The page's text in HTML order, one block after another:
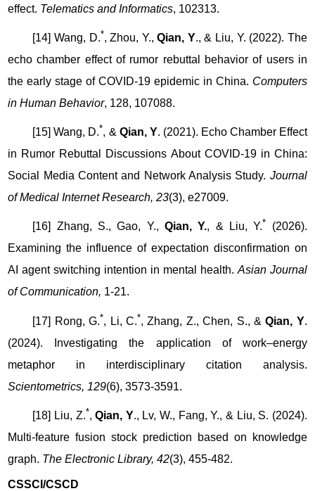
effect. Telematics and Informatics, 102313.
[14] Wang, D.*, Zhou, Y.,Qian, Y., & Liu, Y. (2022). The
echo chamber effect of rumor rebuttal behavior of users in
the early stage of COVID-19 epidemic in China. Computers
in Human Behavior, 128, 107088.
[15] Wang, D.*, & Qian, Y. (2021). Echo Chamber Effect
in Rumor Rebuttal Discussions About COVID-19 in China:
Social Media Content and Network Analysis Study. Journal
of Medical Internet Research, 23(3), e27009.
[16] Zhang, S., Gao, Y.,Qian, Y., & Liu, Y.* (2026).
Examining the influence of expectation disconfirmation on
AI agent switching intention in mental health.Asian Journal
of Communication, 1-21.
[17] Rong, G.*, Li, C.*, Zhang, Z., Chen, S., &Qian, Y.
(2024). Investigating the application of work–energy
metaphor in interdisciplinary citation analysis.
Scientometrics, 129(6), 3573-3591.
[18] Liu, Z.*,Qian, Y., Lv, W., Fang, Y., & Liu, S. (2024).
Multi-feature fusion stock prediction based on knowledge
graph. The Electronic Library, 42(3), 455-482.
CSSCI/CSCD